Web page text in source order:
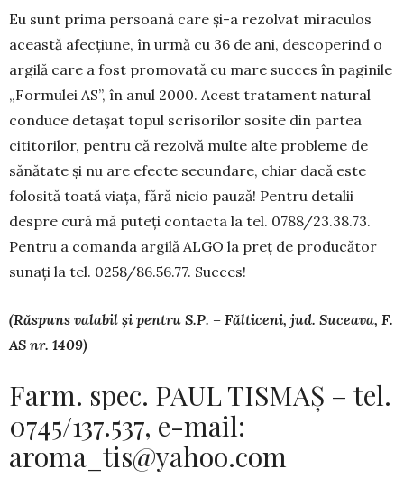
Eu sunt prima persoană care și-a rezolvat miraculos
această afecțiune, în urmă cu 36 de ani, descoperind o
argilă care a fost promo­vată cu mare succes în paginile
„For­mulei AS”, în anul 2000. Acest trata­ment natural
conduce detașat topul scrisorilor sosite din partea
cititorilor, pentru că rezolvă multe alte probleme de
sănătate și nu are efecte secundare, chiar dacă este
folosită toată viața, fără nicio pauză! Pentru detalii
despre cură mă puteți contacta la tel. 0788/23.38.73.
Pentru a comanda argilă ALGO la preț de producător
sunați la tel. 0258/86.56.77. Succes!
(Răspuns valabil și pentru S.P. – Fălticeni, jud. Suceava, F.
AS nr. 1409)
Farm. spec. PAUL TISMAȘ – tel.
0745/137.537, e-mail:
aroma_tis@yahoo.com